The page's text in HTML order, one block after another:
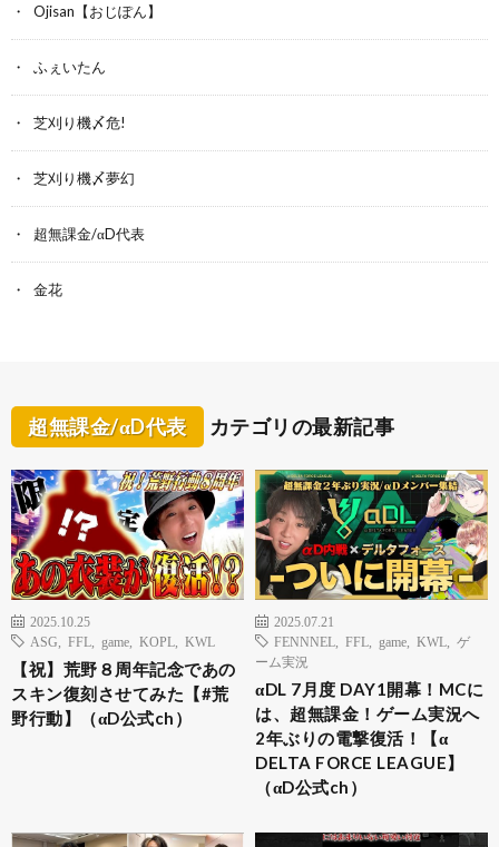
Ojisan【おじぽん】
ふぇいたん
芝刈り機〆危!
芝刈り機〆夢幻
超無課金/αD代表
金花
超無課金/αD代表 カテゴリの最新記事
2025.10.25
ASG
FFL game KOPL KWL
【祝】荒野８周年記念であの
スキン復刻させてみた【#荒
野行動】（αD公式ch）
2025.07.21
FENNNEL
FFL game KWL
ゲ
ーム実況
αDL 7月度 DAY1開幕！MCに
は、超無課金！ゲーム実況へ
2年ぶりの電撃復活！【α
DELTA FORCE LEAGUE】
（αD公式ch）